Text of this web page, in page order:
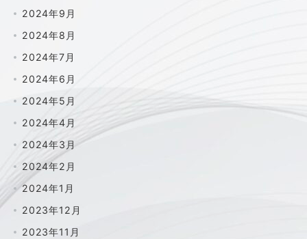
2024年9月
2024年8月
2024年7月
2024年6月
2024年5月
2024年4月
2024年3月
2024年2月
2024年1月
2023年12月
2023年11月